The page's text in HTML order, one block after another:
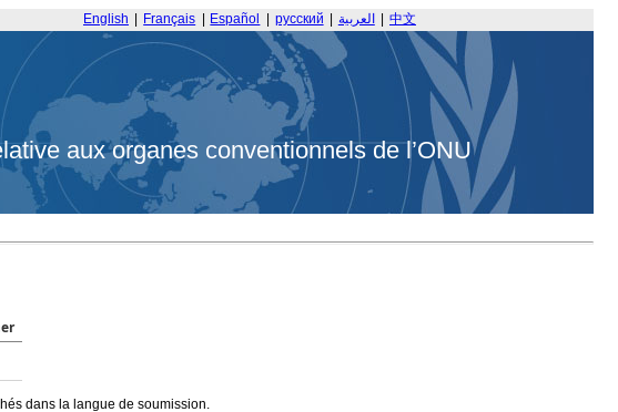
English Français Español русский العربية 中文
aux organes conventionnels de l’ONU
dans la langue de soumission.